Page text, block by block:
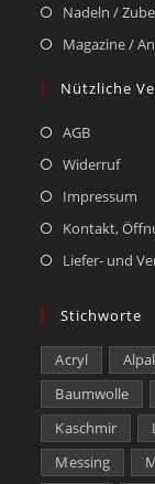
Nadeln /
Magazine /
Nützliche
AGB
Widerruf
Impressum
Kontakt,
Liefer- und
Stichworte
Acryl
Baumwolle
Kaschmir
Messing